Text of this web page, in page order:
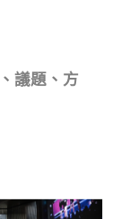
議題、方